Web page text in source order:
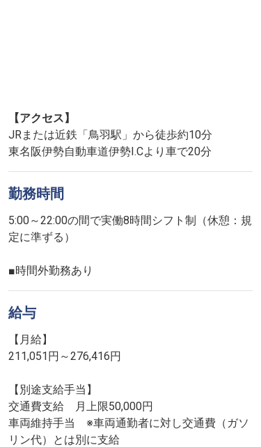
【アクセス】
JRまたは近鉄「鳥羽駅」から徒歩約10分
東名阪伊勢自動車道伊勢I.Cより車で20分
勤務時間
5:00～22:00の間で実働8時間シフト制（休憩：規
定に準ずる）
■時間外勤務あり
給与
【月給】
211,051円～276,416円
【別途支給手当】
交通費支給 月上限50,000円
車両維持手当 ※車両通勤者に対し交通費（ガソ
リン代）とは別に支給